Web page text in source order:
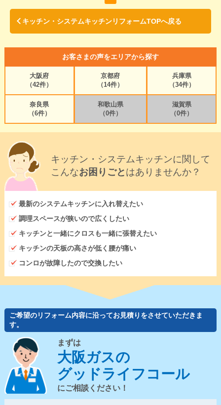
キッチン・システムキッチンリフォームTOPへ戻る
お客さまの声をエリアから探す
大阪府
（42件）
京都府
（14件）
兵庫県
（34件）
奈良県
（6件）
和歌山県
（0件）
滋賀県
（0件）
キッチン・システムキッチンに関して
こんなお困りごとはありませんか？
最新のシステムキッチンに入れ替えたい
調理スペースが狭いので広くしたい
キッチンと一緒にクロスも一緒に張替えたい
キッチンの天板の高さが低く腰が痛い
コンロが故障したので交換したい
ご希望のリフォーム内容に沿ってお見積りをさせていただきま
す。
まずは
大阪ガスの
グッドライフコール
にご相談ください！